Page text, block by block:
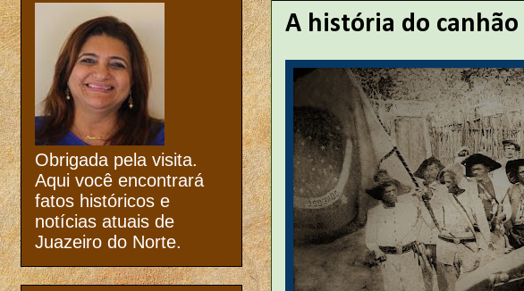
A história do
Obrigada pela visita.
Aqui você encontrará
fatos históricos e
notícias atuais de
Juazeiro do Norte.